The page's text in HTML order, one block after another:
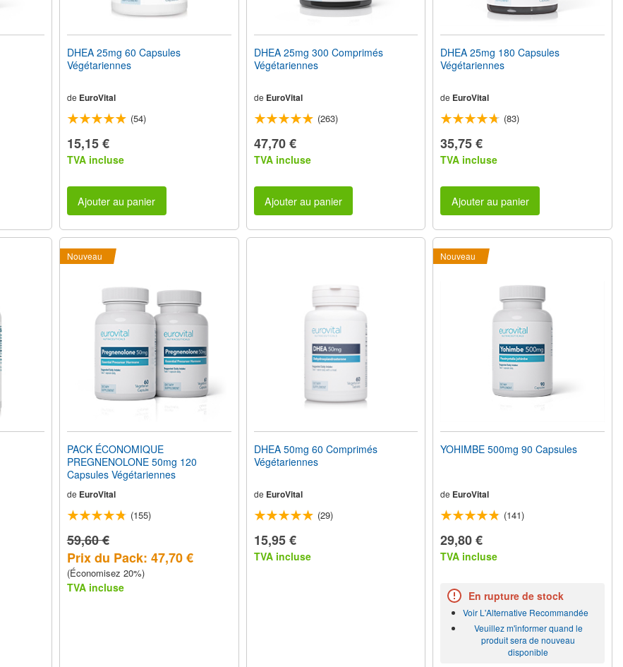
DHEA 25mg 60 Capsules
Végétariennes
de EuroVital
(54)
15,15 €
TVA incluse
Ajouter au panier
DHEA 25mg 300 Comprimés
Végétariennes
de EuroVital
(263)
47,70 €
TVA incluse
Ajouter au panier
DHEA 25mg 180 Capsules
Végétariennes
de EuroVital
(83)
35,75 €
TVA incluse
Ajouter au panier
Nouveau
PACK ÉCONOMIQUE
PREGNENOLONE 50mg 120
Capsules Végétariennes
de EuroVital
(155)
59,60 €
Prix du Pack: 47,70 €
(Économisez 20%)
TVA incluse
DHEA 50mg 60 Comprimés
Végétariennes
de EuroVital
(29)
15,95 €
TVA incluse
Nouveau
YOHIMBE 500mg 90 Capsules
de EuroVital
(141)
29,80 €
TVA incluse
En rupture de stock
Voir L'Alternative Recommandée
Veuillez m'informer quand le
produit sera de nouveau
disponible